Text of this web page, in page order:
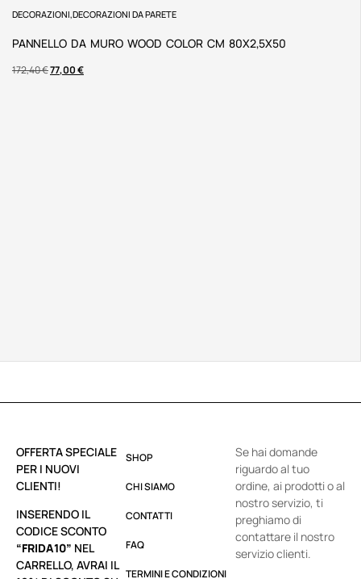
DECORAZIONI,DECORAZIONI DA PARETE
PANNELLO DA MURO WOOD COLOR CM 80X2,5X50
172,40€77,00€
OFFERTA SPECIALE
PER I NUOVI
CLIENTI!
INSERENDO IL
CODICE SCONTO
“FRIDA10” NEL
CARRELLO, AVRAI IL
SHOP
CHI SIAMO
CONTATTI
FAQ
TERMINI E CONDIZIONI
Se hai domande
riguardo al tuo
ordine, ai prodotti o al
nostro servizio, ti
preghiamo di
contattare il nostro
servizio clienti.